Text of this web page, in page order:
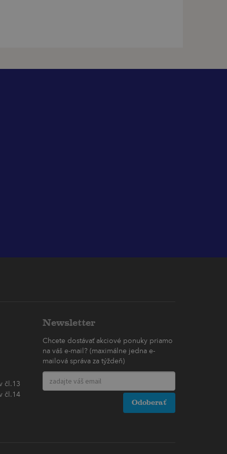
čl.13
čl.14
Newsletter
Chcete dostávať akciové ponuky priamo
na váš e-mail? (maximálne jedna e-
mailová správa za týždeň)
Odoberať